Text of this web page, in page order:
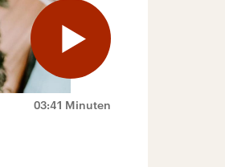
03:41 Minuten